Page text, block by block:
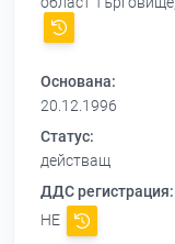
Основана:
20.12.1996
Статус:
действащ
ДДС регистрация:
НЕ